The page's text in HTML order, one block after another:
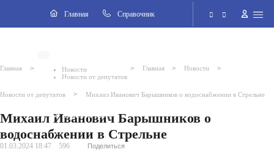
Главная Cправочник
Версия для слабовидящих
Поиск по сайту
Главная >
Новости
Новости от депутатов
> Главная > Новости >
Новости от депутатов > Михаил Иванович Барышников о водоснабжении в Стрельне
Михаил Иванович Барышников о
водоснабжении в Стрельне
01.03.2024 18:47 596 Поделиться